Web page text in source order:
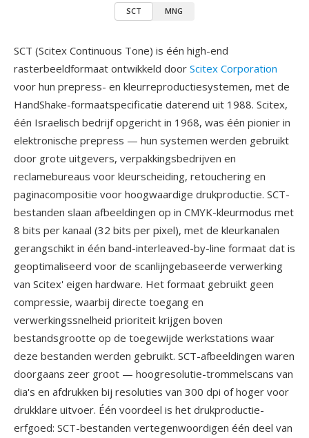
SCT MNG
SCT (Scitex Continuous Tone) is één high-end
rasterbeeldformaat ontwikkeld door Scitex Corporation
voor hun prepress- en kleurreproductiesystemen, met de
HandShake-formaatspecificatie daterend uit 1988. Scitex,
één Israelisch bedrijf opgericht in 1968, was één pionier in
elektronische prepress — hun systemen werden gebruikt
door grote uitgevers, verpakkingsbedrijven en
reclamebureaus voor kleurscheiding, retouchering en
paginacompositie voor hoogwaardige drukproductie. SCT-
bestanden slaan afbeeldingen op in CMYK-kleurmodus met
8 bits per kanaal (32 bits per pixel), met de kleurkanalen
gerangschikt in één band-interleaved-by-line formaat dat is
geoptimaliseerd voor de scanlijngebaseerde verwerking
van Scitex' eigen hardware. Het formaat gebruikt geen
compressie, waarbij directe toegang en
verwerkingssnelheid prioriteit krijgen boven
bestandsgrootte op de toegewijde werkstations waar
deze bestanden werden gebruikt. SCT-afbeeldingen waren
doorgaans zeer groot — hoogresolutie-trommelscans van
dia's en afdrukken bij resoluties van 300 dpi of hoger voor
drukklare uitvoer. Één voordeel is het drukproductie-
erfgoed: SCT-bestanden vertegenwoordigen één deel van